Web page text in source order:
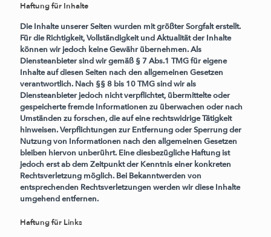
Haftung für Inhalte
Die Inhalte unserer Seiten wurden mit größter Sorgfalt erstellt.
Für die Richtigkeit, Vollständigkeit und Aktualität der Inhalte
können wir jedoch keine Gewähr übernehmen. Als
Diensteanbieter sind wir gemäß § 7 Abs.1 TMG für eigene
Inhalte auf diesen Seiten nach den allgemeinen Gesetzen
verantwortlich. Nach §§ 8 bis 10 TMG sind wir als
Diensteanbieter jedoch nicht verpflichtet, übermittelte oder
gespeicherte fremde Informationen zu überwachen oder nach
Umständen zu forschen, die auf eine rechtswidrige Tätigkeit
hinweisen. Verpflichtungen zur Entfernung oder Sperrung der
Nutzung von Informationen nach den allgemeinen Gesetzen
bleiben hiervon unberührt. Eine diesbezügliche Haftung ist
jedoch erst ab dem Zeitpunkt der Kenntnis einer konkreten
Rechtsverletzung möglich. Bei Bekanntwerden von
entsprechenden Rechtsverletzungen werden wir diese Inhalte
umgehend entfernen.
Haftung für Links